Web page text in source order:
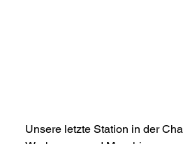
Unsere letzte Station in der